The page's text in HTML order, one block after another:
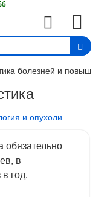
болезней и
и опухоли
обязательно
в
год.